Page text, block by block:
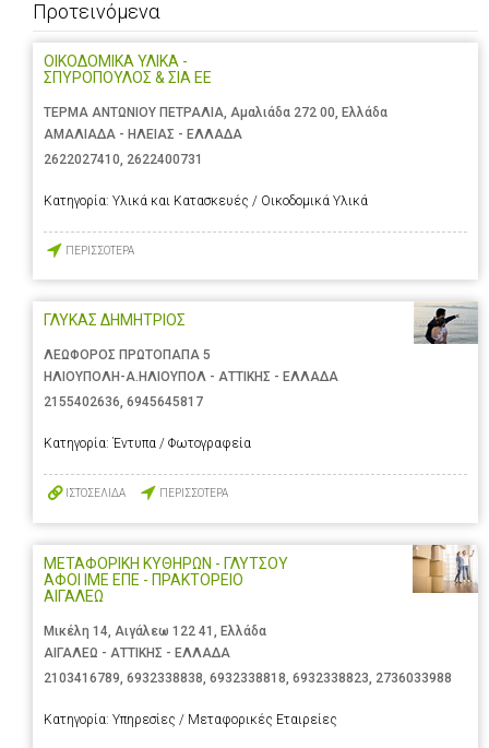
Προτεινόμενα
ΟΙΚΟΔΟΜΙΚΑ ΥΛΙΚΑ -
ΣΠΥΡΟΠΟΥΛΟΣ & ΣΙΑ ΕΕ
ΤΕΡΜΑ ΑΝΤΩΝΙΟΥ ΠΕΤΡΑΛΙΑ, Αμαλιάδα 272 00, Ελλάδα
ΑΜΑΛΙΑΔΑ - ΗΛΕΙΑΣ - ΕΛΛΑΔΑ
2622027410, 2622400731
Κατηγορία: Υλικά και Κατασκευές / Οικοδομικά Υλικά
ΠΕΡΙΣΣΟΤΕΡΑ
ΓΛΥΚΑΣ ΔΗΜΗΤΡΙΟΣ
ΛΕΩΦΟΡΟΣ ΠΡΩΤΟΠΑΠΑ 5
ΗΛΙΟΥΠΟΛΗ-Α.ΗΛΙΟΥΠΟΛ - ΑΤΤΙΚΗΣ - ΕΛΛΑΔΑ
2155402636, 6945645817
Κατηγορία: Έντυπα / Φωτογραφεία
ΙΣΤΟΣΕΛΙΔΑ ΠΕΡΙΣΣΟΤΕΡΑ
ΜΕΤΑΦΟΡΙΚΗ ΚΥΘΗΡΩΝ - ΓΛΥΤΣΟΥ
ΑΦΟΙ ΙΜΕ ΕΠΕ - ΠΡΑΚΤΟΡΕΙΟ
ΑΙΓΑΛΕΩ
Μικέλη 14, Αιγάλεω 122 41, Ελλάδα
ΑΙΓΑΛΕΩ - ΑΤΤΙΚΗΣ - ΕΛΛΑΔΑ
2103416789 6932338838 6932338818 6932338823 2736033988
Κατηγορία: Υπηρεσίες / Μεταφορικές Εταιρείες